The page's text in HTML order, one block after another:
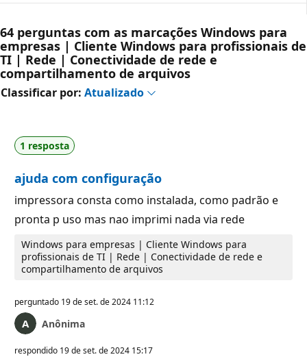
64 perguntas com as marcações Windows para
empresas | Cliente Windows para profissionais de
TI | Rede | Conectividade de rede e
compartilhamento de arquivos
Classificar por: Atualizado
1 resposta
ajuda com configuração
impressora consta como instalada, como padrão e
pronta p uso mas nao imprimi nada via rede
Windows para empresas | Cliente Windows para
profissionais de TI | Rede | Conectividade de rede e
compartilhamento de arquivos
perguntado 19 de set. de 2024 11:12
Anônima
respondido 19 de set. de 2024 15:17